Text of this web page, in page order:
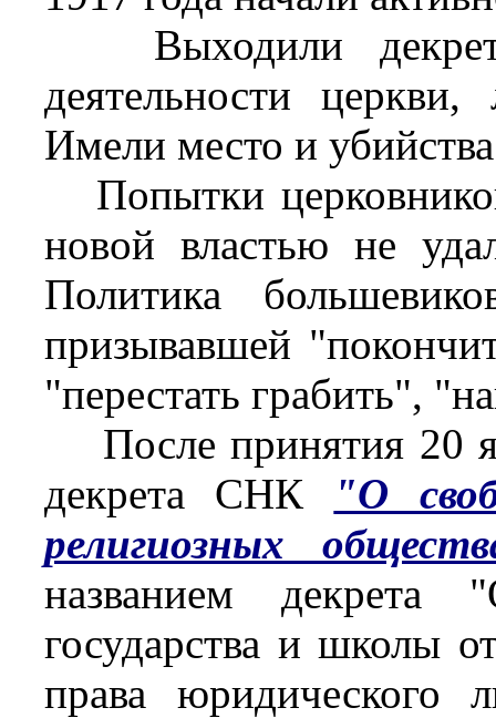
Выходили
деятельности
Имели место и
Попытки
новой властью не
Политика
призывавшей
"перестать грабить",
После принятия 20
декрета СНК
"О
религиозных
названием декрета
государства и школы
права юридического